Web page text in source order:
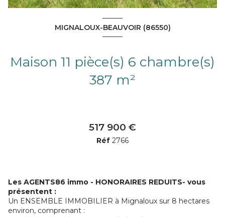
MIGNALOUX-BEAUVOIR (86550)
Maison 11 pièce(s) 6 chambre(s)
387 m²
517 900 €
Réf 2766
Les AGENTS86 immo - HONORAIRES REDUITS- vous
présentent :
Un ENSEMBLE IMMOBILIER à Mignaloux sur 8 hectares
environ, comprenant :